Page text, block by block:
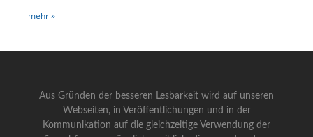
mehr »
Aus Gründen der besseren Lesbarkeit wird auf unseren
Webseiten, in Veröffentlichungen und in der
Kommunikation auf die gleichzeitige Verwendung der